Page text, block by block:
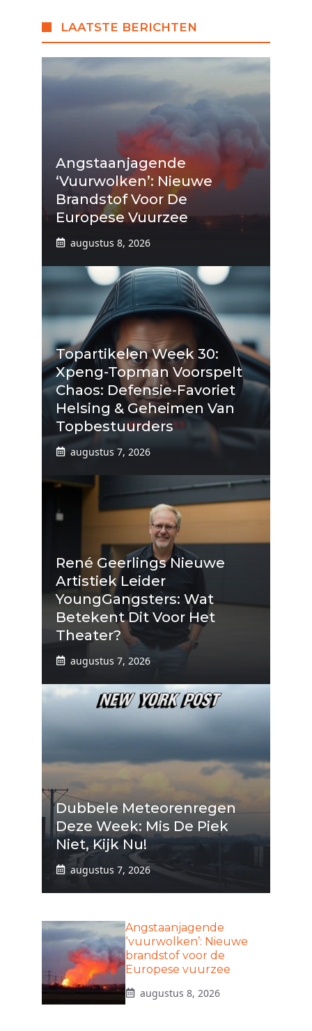
LAATSTE BERICHTEN
Angstaanjagende
‘vuurwolken’: Nieuwe
Brandstof Voor De
Europese Vuurzee
augustus 8, 2026
Topartikelen Week 30:
Xpeng-Topman Voorspelt
Chaos: Defensie-Favoriet
Helsing & Geheimen Van
Topbestuurders
augustus 7, 2026
René Geerlings Nieuwe
Artistiek Leider
YoungGangsters: Wat
Betekent Dit Voor Het
Theater?
augustus 7, 2026
Dubbele Meteorenregen
Deze Week: Mis De Piek
Niet, Kijk Nu!
augustus 7, 2026
Angstaanjagende
‘vuurwolken’: Nieuwe
brandstof voor de
Europese vuurzee
augustus 8, 2026